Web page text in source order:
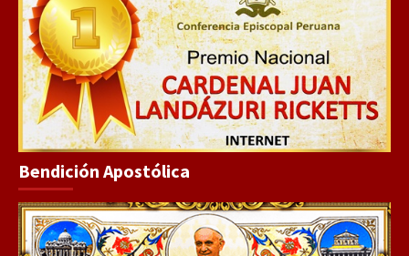
Bendición Apostólica